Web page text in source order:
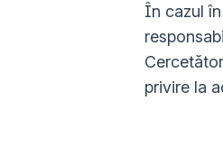
În cazul
privire la